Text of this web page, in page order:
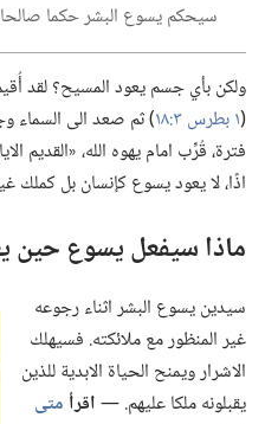
سيحكم يسوع البشر حكما صالحا
ولكن بأي جسم يعود المسيح؟‏ لقد
(‏١ بطرس ٣:‏١٨ ‏)‏ ثم صعد الى السماء
فترة،‏ قُرِّب امام يهوه الله،‏ «القديم
اذًا،‏ لا يعود يسوع كإنسان بل كملك
ماذا سيفعل يسوع حين
سيدين يسوع البشر اثناء رجوعه
غير المنظور مع ملائكته.‏ فسيهلك
الاشرار ويمنح الحياة الابدية للذين
يقبلونه ملكا عليهم.‏ —‏اقرأ متى